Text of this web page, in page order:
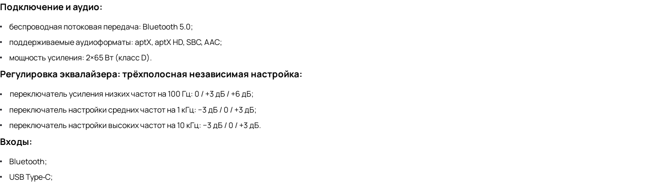
Подключение и аудио:
беспроводная потоковая передача: Bluetooth 5.0;
поддерживаемые аудиоформаты: aptX, aptX HD, SBC, AAC;
мощность усиления: 2×65 Вт (класс D).
Регулировка эквалайзера: трёхполосная независимая настройка:
переключатель усиления низких частот на 100 Гц: 0 / +3 дБ / +6 дБ;
переключатель настройки средних частот на 1 кГц: −3 дБ / 0 / +3 дБ;
переключатель настройки высоких частот на 10 кГц: −3 дБ / 0 / +3 дБ.
Входы:
Bluetooth;
USB Type‑C;